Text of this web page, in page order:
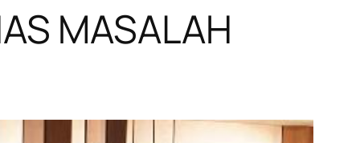
MASALAH